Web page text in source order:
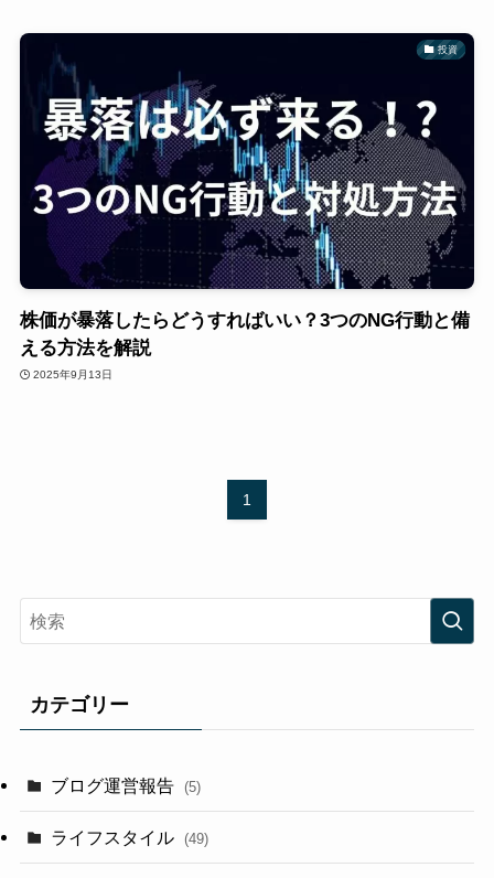
投資
株価が暴落したらどうすればいい？3つのNG行動と備
える方法を解説
2025年9月13日
1
カテゴリー
ブログ運営報告 (5)
ライフスタイル (49)